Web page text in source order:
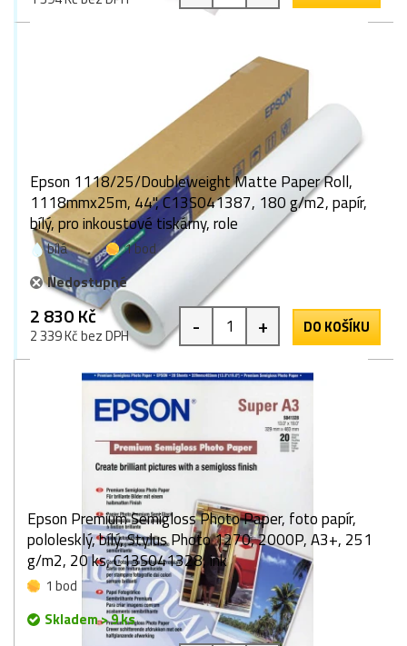
Epson 1118/25/Doubleweight Matte Paper Roll,
1118mmx25m, 44", C13S041387, 180 g/m2, papír,
bílý, pro inkoustové tiskárny, role
bílá
1 bod
Nedostupné
2 830 Kč
2 339 Kč bez DPH - + DO KOŠÍKU
Epson Premium Semigloss Photo Paper, foto papír,
pololesklý, bílý, Stylus Photo 1270, 2000P, A3+, 251
g/m2, 20 ks, C13S041328, ink
1 bod
Skladem > 9 ks